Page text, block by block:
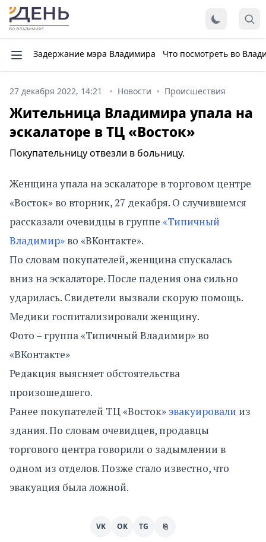
Задержание мэра Владимира Что посмотреть во
27 декабря 2022, 14:21 Новости Происшествия
Жительница Владимира упала на
эскалаторе в ТЦ «Восток»
Покупательницу отвезли в больницу.
Женщина упала на эскалаторе в торговом центре
«Восток» во вторник, 27 декабря. О случившемся
рассказали очевидцы в группе «Типичный
Владимир» во «ВКонтакте».
По словам покупателей, женщина спускалась
вниз на эскалаторе. После падения она сильно
ударилась. Свидетели вызвали скорую помощь.
Медики госпитализировали женщину.
Фото – группа «Типичный Владимир» во
«ВКонтакте»
Редакция выясняет обстоятельства
произошедшего.
Ранее покупателей ТЦ «Восток»эвакуировали из
здания. По словам очевидцев, продавцы
торгового центра говорили о задымлении в
одном из отделов. Позже стало известно, что
эвакуация была ложной.
VK OK TG ⎘